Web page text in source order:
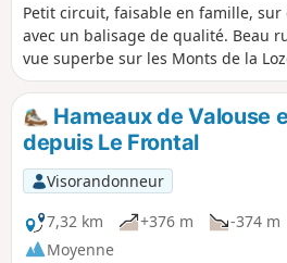
Petit circuit, faisable en famille,
avec un balisage de qualité. Beau
vue superbe sur les Monts de la
(relativement) frais.Possibilité
un repas au petit restaurant, face
mercredi).
Hameaux de Valouse
depuis Le Frontal
Visorandonneur
7,32 km
+376 m -374 m
Moyenne